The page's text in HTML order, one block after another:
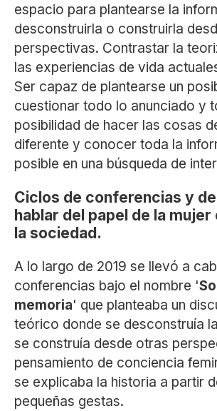
espacio para plantearse la
desconstruirla o construirla
perspectivas. Contrastar la
las experiencias de vida
Ser capaz de plantearse un
cuestionar todo lo anunciado y
posibilidad de hacer las cosas
diferente y conocer toda la
posible en una búsqueda de
Ciclos de conferencias y
hablar del papel de la mujer
la sociedad.
A lo largo de 2019 se llevó a
conferencias bajo el nombre '
memoria' que planteaba un
teórico donde se desconstruía
se construía desde otras
pensamiento de conciencia
se explicaba la historia a partir
pequeñas gestas.